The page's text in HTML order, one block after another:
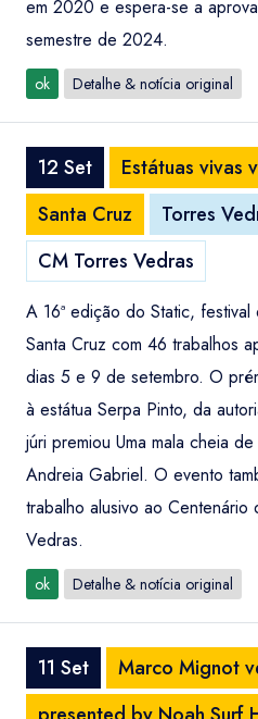
em 2020 e espera-se a
semestre de 2024.
ok Detalhe & notícia original
12 Set
Estátuas vivas
Santa Cruz
Torres
CM Torres Vedras
A 16ª edição do Static,
Santa Cruz com 46 trabalhos
dias 5 e 9 de setembro. O
à estátua Serpa Pinto, da
júri premiou Uma mala cheia
Andreia Gabriel. O evento
trabalho alusivo ao Centenário
Vedras.
ok Detalhe & notícia original
11 Set
Marco Mignot